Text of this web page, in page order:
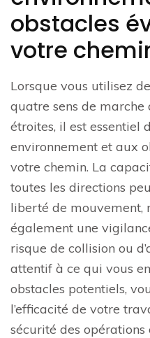
obstacles
votre
Lorsque vous utilisez
quatre sens de
étroites, il est essentiel
environnement et aux
votre chemin. La
toutes les directions
liberté de mouvement,
également une
risque de collision ou
attentif à ce qui vous
obstacles potentiels,
l’efficacité de votre
sécurité des opérations